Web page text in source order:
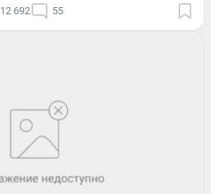
12 692 55